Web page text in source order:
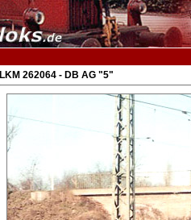
LKM 262064 - DB AG "5"